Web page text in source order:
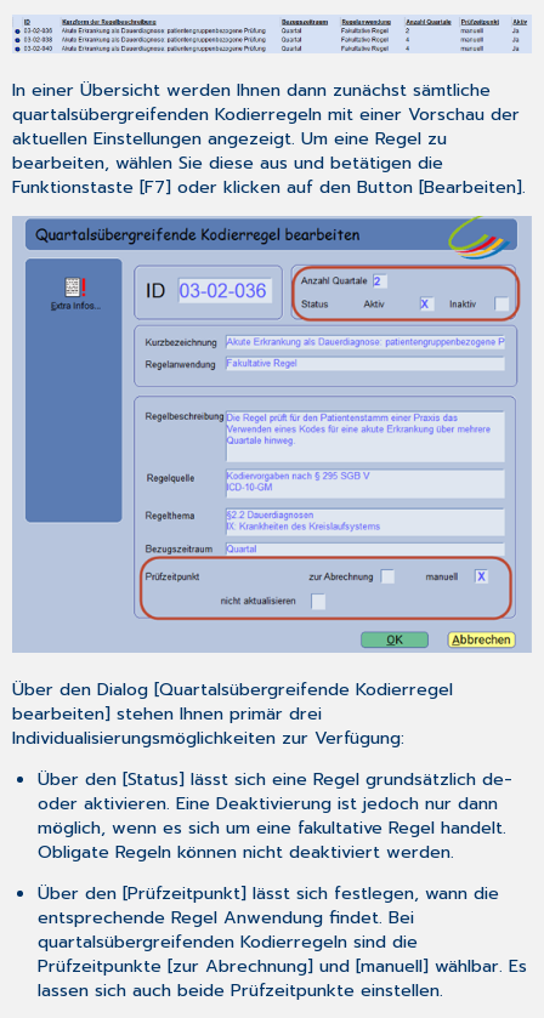
In einer Übersicht werden Ihnen dann zunächst sämtliche
quartalsübergreifenden Kodierregeln mit einer Vorschau der
aktuellen Einstellungen angezeigt. Um eine Regel zu
bearbeiten, wählen Sie diese aus und betätigen die
Funktionstaste [F7] oder klicken auf den Button [Bearbeiten].
Über den Dialog [Quartalsübergreifende Kodierregel
bearbeiten] stehen Ihnen primärdrei
Individualisierungsmöglichkeiten zur Verfügung:
Über den [Status] lässt sich eine Regel grundsätzlich de-
oder aktivieren. Eine Deaktivierung ist jedoch nur dann
möglich, wenn es sich um eine fakultative Regel handelt.
Obligate Regeln können nichtdeaktiviert werden.
Über den [Prüfzeitpunkt] lässt sich festlegen, wann die
entsprechende Regel Anwendung findet. Bei
quartalsübergreifenden Kodierregeln sind die
Prüfzeitpunkte [zur Abrechnung] und [manuell] wählbar. Es
lassen sich auch beide Prüfzeitpunkte einstellen.